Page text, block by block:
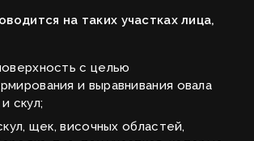
на таких участках лица,
с целью
и выравнивания овала
скул;
щек, височных областей,